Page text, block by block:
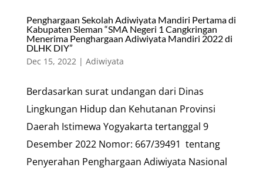
Penghargaan Sekolah Adiwiyata Mandiri Pertama di
Kabupaten Sleman “SMA Negeri 1 Cangkringan
Menerima Penghargaan Adiwiyata Mandiri 2022 di
DLHK DIY”
Dec 15, 2022 | Adiwiyata
Berdasarkan surat undangan dari Dinas
Lingkungan Hidup dan Kehutanan Provinsi
Daerah Istimewa Yogyakarta tertanggal 9
Desember 2022 Nomor: 667/39491 tentang
Penyerahan Penghargaan Adiwiyata Nasional